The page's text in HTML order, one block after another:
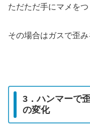
ただただ手にマメをつ
その場合はガスで歪
3．ハンマーで
の変化